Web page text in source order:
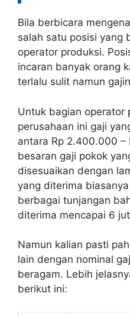
Bila berbicara
salah satu posisi yang
operator produksi.
incaran banyak orang
terlalu sulit namun
Untuk bagian operator
perusahaan ini gaji
antara Rp 2.400.000
besaran gaji pokok
disesuaikan dengan
yang diterima
berbagai tunjangan
diterima mencapai 6
Namun kalian pasti
lain dengan nominal
beragam. Lebih
berikut ini: